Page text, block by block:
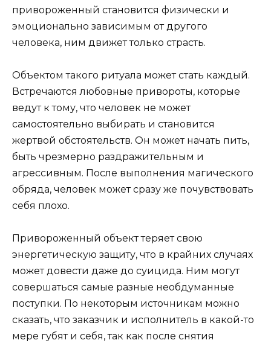
привороженный становится физически и
эмоционально зависимым от другого
человека, ним движет только страсть.
Объектом такого ритуала может стать каждый.
Встречаются любовные привороты, которые
ведут к тому, что человек не может
самостоятельно выбирать и становится
жертвой обстоятельств. Он может начать пить,
быть чрезмерно раздражительным и
агрессивным. После выполнения магического
обряда, человек может сразу же почувствовать
себя плохо.
Привороженный объект теряет свою
энергетическую защиту, что в крайних случаях
может довести даже до суицида. Ним могут
совершаться самые разные необдуманные
поступки. По некоторым источникам можно
сказать, что заказчик и исполнитель в какой-то
мере губят и себя, так как после снятия